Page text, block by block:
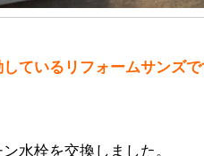
ているリフォームサンズ
水栓を交換しました。